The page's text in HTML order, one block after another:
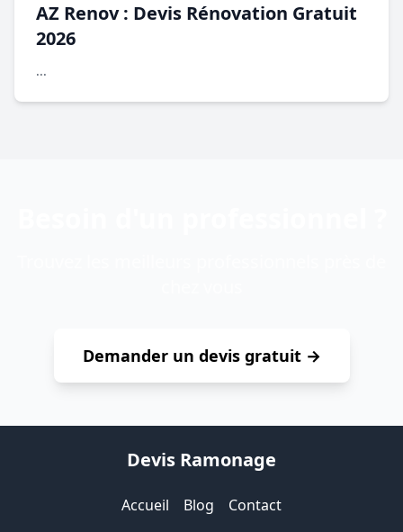
AZ Renov : Devis Rénovation Gratuit
2026
...
Demander un devis gratuit →
Devis Ramonage
Accueil Blog Contact